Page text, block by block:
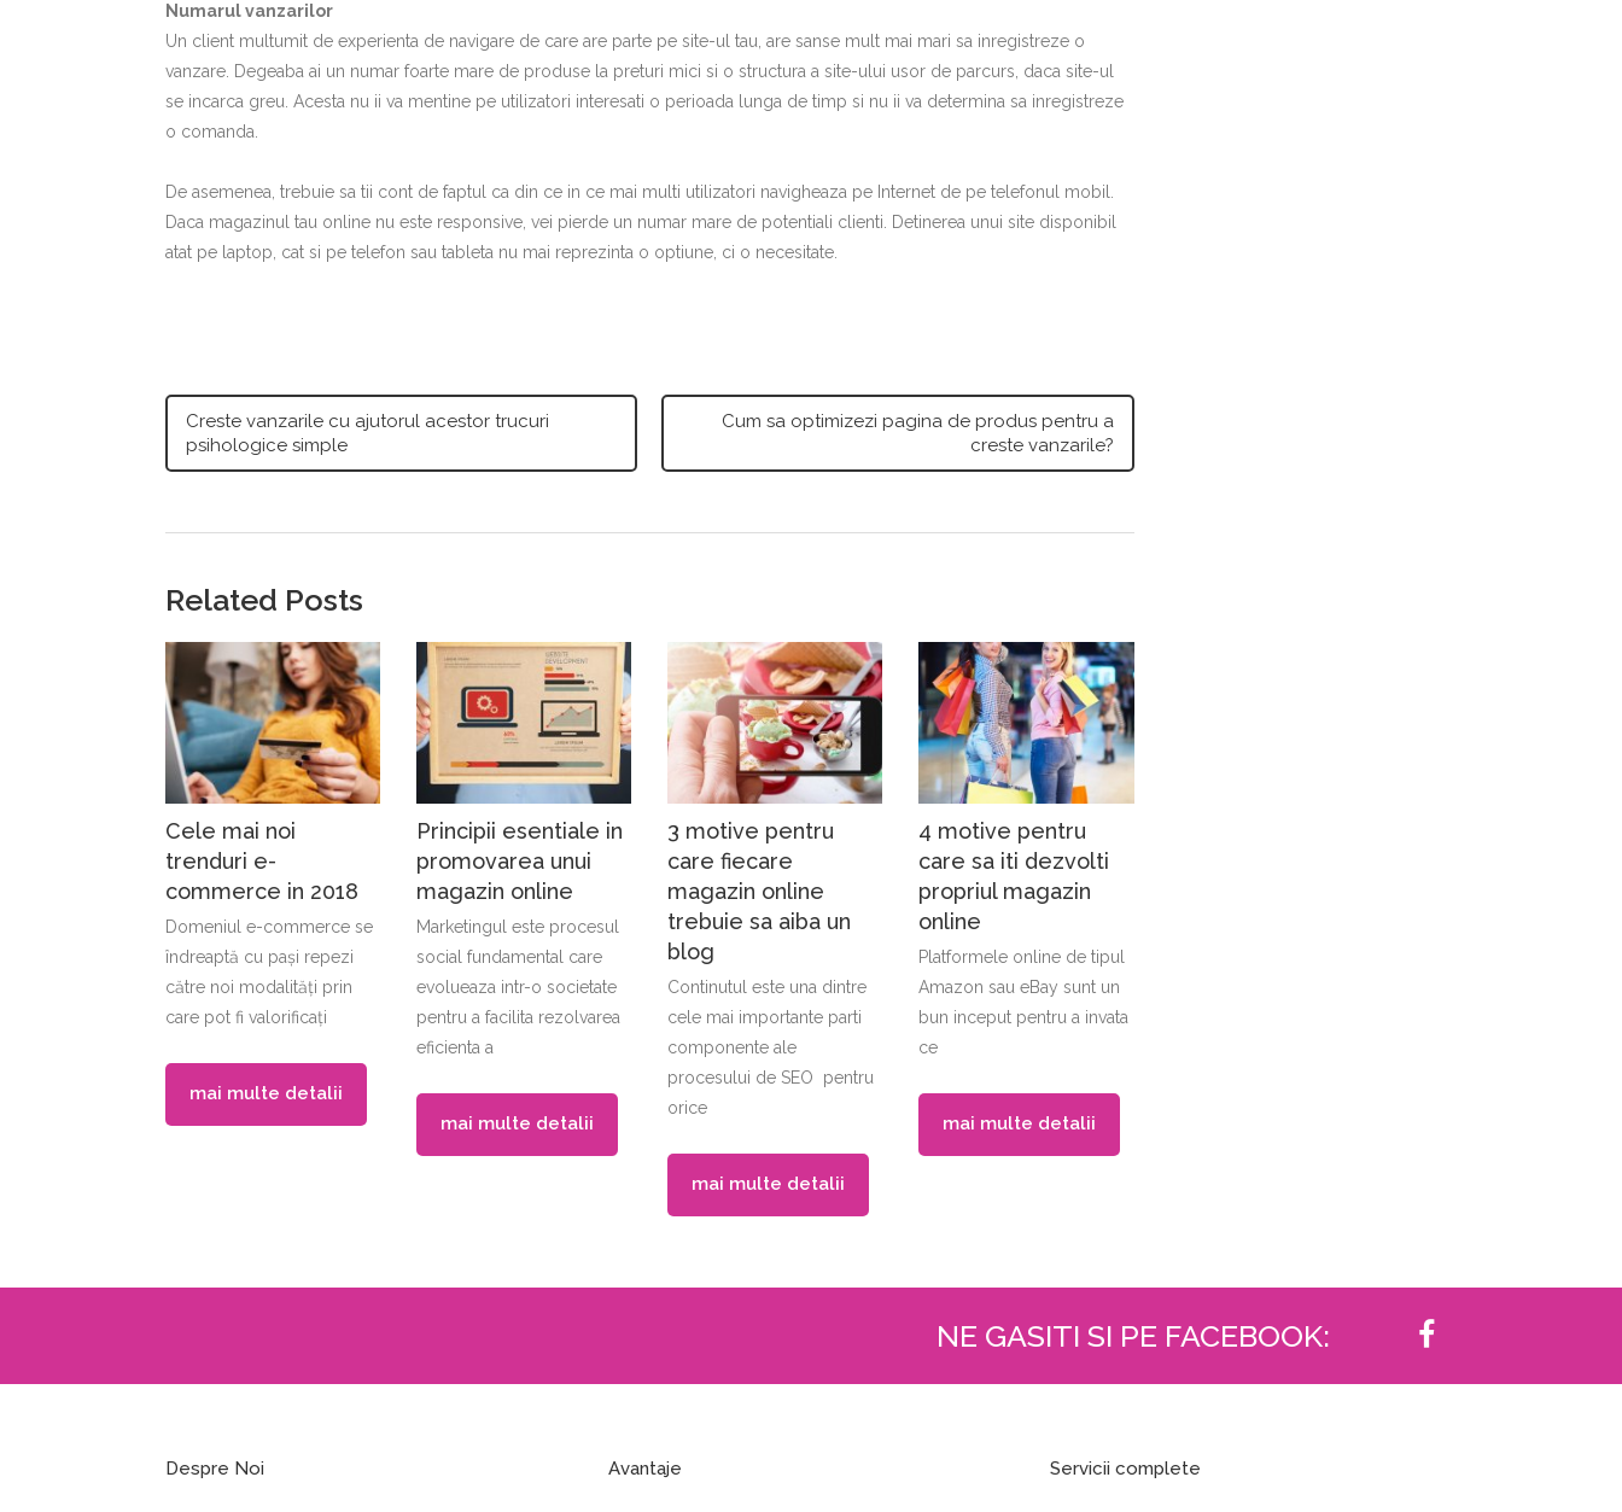
Numarul vanzarilor
Un client multumit de experienta de navigare de care are parte pe site-ul tau, are sanse mult mai mari sa inregistreze o
vanzare. Degeaba ai un numar foarte mare de produse la preturi mici si o structura a site-ului usor de parcurs, daca site-ul
se incarca greu. Acesta nu ii va mentine pe utilizatori interesati o perioada lunga de timp si nu ii va determina sa inregistreze
o comanda.
De asemenea, trebuie sa tii cont de faptul ca din ce in ce mai multi utilizatori navigheaza pe Internet de pe telefonul mobil.
Daca magazinul tau online nu este responsive, vei pierde un numar mare de potentiali clienti. Detinerea unui site disponibil
atat pe laptop, cat si pe telefon sau tableta nu mai reprezinta o optiune, ci o necesitate.
Creste vanzarile cu ajutorul acestor trucuri
psihologice simple
Cum sa optimizezi pagina de produs pentru a
creste vanzarile?
Related Posts
Cele mai noi
trenduri e-
commerce in 2018
Domeniul e-commerce se
îndreaptă cu pași repezi
către noi modalități prin
care pot fi valorificați
mai multe detalii
Principii esentiale in
promovarea unui
magazin online
Marketingul este procesul
social fundamental care
evolueaza intr-o societate
pentru a facilita rezolvarea
eficienta a
mai multe detalii
3 motive pentru
care fiecare
magazin online
trebuie sa aiba un
blog
Continutul este una dintre
cele mai importante parti
componente ale
procesului de SEO pentru
orice
mai multe detalii
4 motive pentru
care sa iti dezvolti
propriul magazin
online
Platformele online de tipul
Amazon sau eBay sunt un
bun inceput pentru a invata
ce
mai multe detalii
NE GASITI SI PE FACEBOOK:
Despre Noi Avantaje Servicii complete